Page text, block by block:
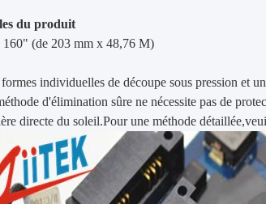
du produit
(de 203 mm x 48,76 M)
individuelles de découpe sous pression et
d'élimination sûre ne nécessite pas de
directe du soleil.Pour une méthode